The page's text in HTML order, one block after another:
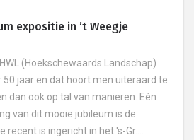
expositie in ’t Weegje
HWL (Hoekschewaards Landschap)
jaar en dat hoort men uiteraard te
dan ook op tal van manieren. Eén
van dit mooie jubileum is de
is ingericht in het 's-Gr....